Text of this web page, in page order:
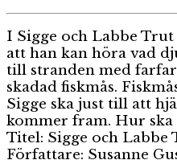
I Sigge och Labbe
att han kan höra vad
till stranden med
skadad fiskmås.
Sigge ska just till att
kommer fram. Hur ska
Titel: Sigge och Labbe
Författare: Susanne